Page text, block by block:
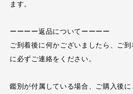
ます。
ーーーー返品についてーーーー
ご到着後に何かございましたら、ご
に必ずご連絡をください。
鑑別が付属している場合、ご購入後